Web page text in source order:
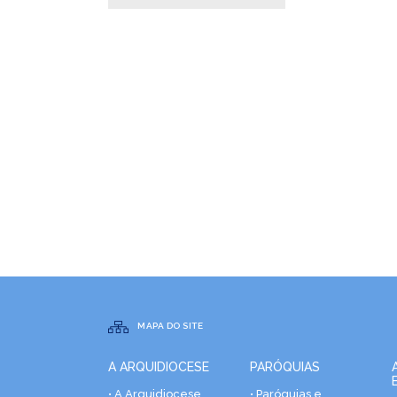
MAPA DO SITE
A ARQUIDIOCESE
• A Arquidiocese
PARÓQUIAS
• Paróquias e